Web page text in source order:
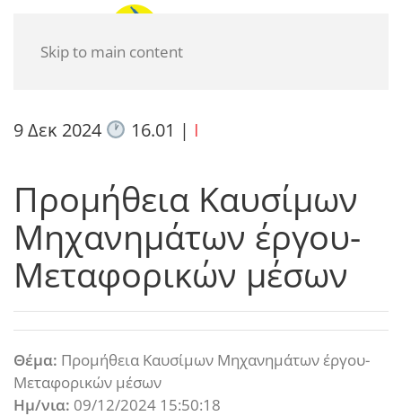
Skip to main content
9 Δεκ 2024 16.01 | I
Προμήθεια Καυσίμων
Μηχανημάτων έργου-
Μεταφορικών μέσων
Θέμα: Προμήθεια Καυσίμων Μηχανημάτων έργου-
Μεταφορικών μέσων
Ημ/νια: 09/12/2024 15:50:18